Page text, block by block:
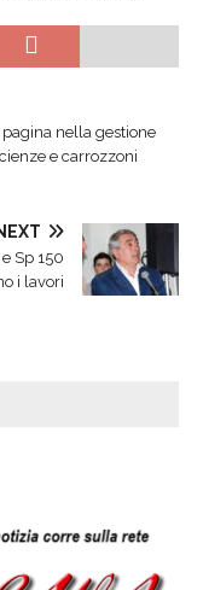
pagina nella gestione
e carrozzoni
Sp 150
i lavori